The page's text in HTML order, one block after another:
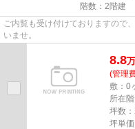
階数：2階建
ご内覧も受け付けておりますので
いませ。
8.8万
(管理
敷：0
所在
坪数
坪単価